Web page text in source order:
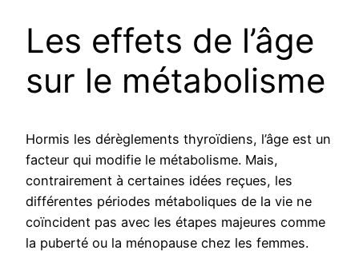
Les effets de l’âge
sur le métabolisme
Hormis les dérèglements thyroïdiens, l’âge est un
facteur qui modifie le métabolisme. Mais,
contrairement à certaines idées reçues, les
différentes périodes métaboliques de la vie ne
coïncident pas avec les étapes majeures comme
la puberté ou la ménopause chez les femmes.